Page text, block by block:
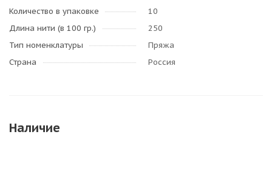
Количество в упаковке
10
Длина нити (в 100 гр.)
250
Тип номенклатуры
Пряжа
Страна
Россия
Наличие